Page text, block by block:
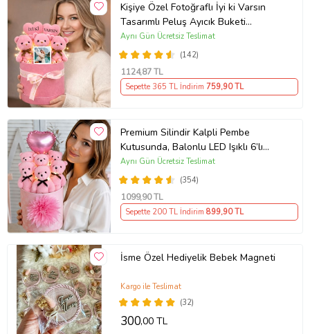
Kişiye Özel Fotoğraflı İyi ki Varsın
Tasarımlı Peluş Ayıcık Buketi
(Pembe)
(142)
Aynı Gün Ücretsiz Teslimat
1124,87 TL
Sepette 365 TL İndirim 759,90 TL
Premium Silindir Kalpli Pembe
Kutusunda, Balonlu LED Işıklı 6’lı
Pembe Ayıcık Buketi Arkadaşa
Sevgiliye Hediye
(354)
Aynı Gün Ücretsiz Teslimat
1099,90 TL
Sepette 200 TL İndirim 899,90 TL
İsme Özel Hediyelik Bebek Magneti
(32)
Kargo ile Teslimat
300,00 TL